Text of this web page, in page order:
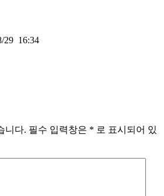
29 16:34
니다. 필수 입력창은 * 로 표시되어 있